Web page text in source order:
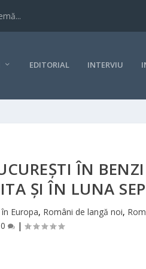
EDITORIAL INTERVIU
ÎN
ȘI ÎN LUNA
Europa, Români de langă noi,
0 |